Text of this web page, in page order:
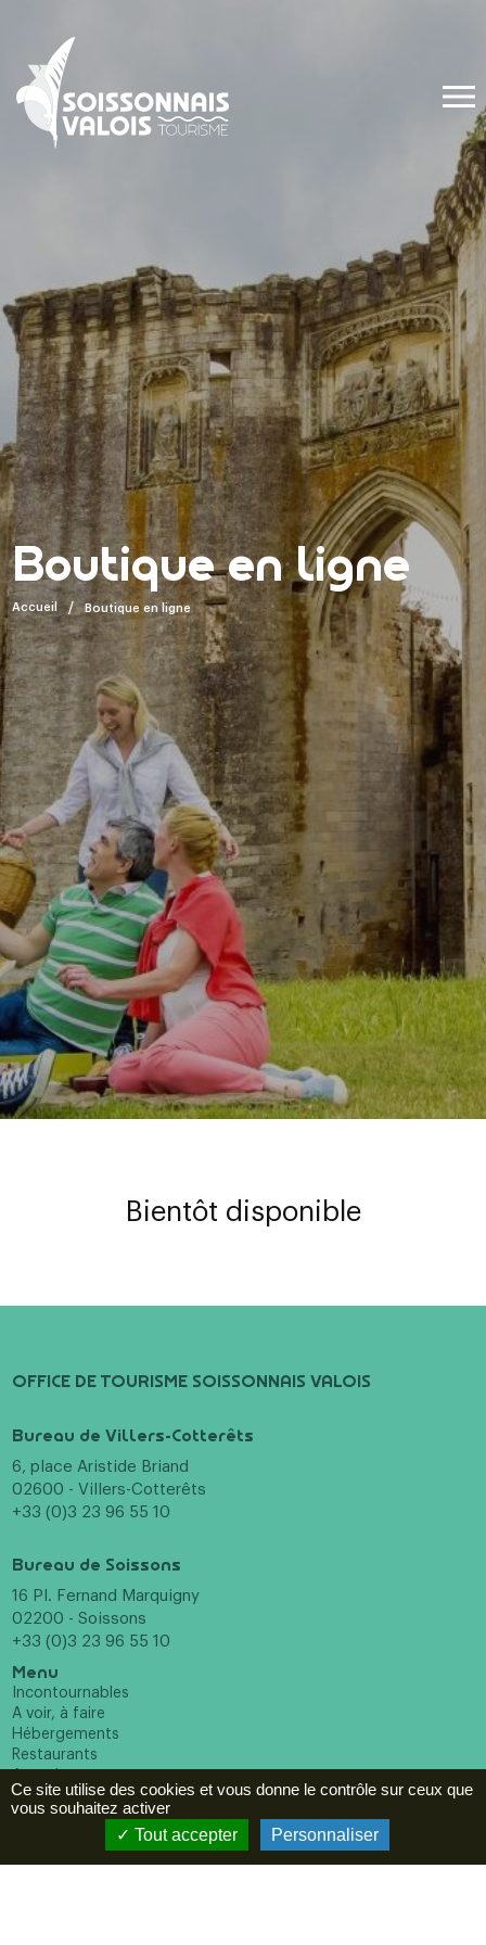
Boutique en ligne
Accueil Boutique en ligne
Bientôt disponible
OFFICE DE TOURISME SOISSONNAIS VALOIS
Bureau de Villers-Cotterêts
6, place Aristide Briand
02600 - Villers-Cotterêts
+33 (0)3 23 96 55 10
Bureau de Soissons
16 Pl. Fernand Marquigny
02200 - Soissons
+33 (0)3 23 96 55 10
Menu
Incontournables
A voir, à faire
Hébergements
Restaurants
ESPACE PRO
Ce site utilise des cookies et vous donne le contrôle sur ceux que
vous souhaitez activer
Tout accepter
Personnaliser